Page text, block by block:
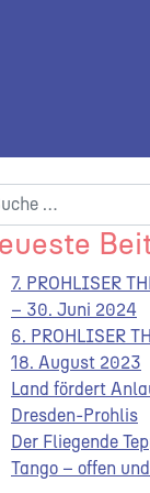
nach:
7. PROHLISER
– 30. Juni 2024
6. PROHLISER
18. August 2023
Land fördert
Dresden-Prohlis
Der Fliegende
Tango – offen